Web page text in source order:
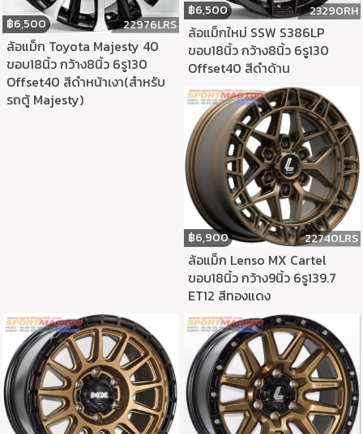
฿6,500 22976LRS
ล้อแม็ก Toyota Majesty 40
ขอบ18นิ้ว กว้าง8นิ้ว 6รู130
Offset40 สีดำหน้าเงา(สำหรับ
รถตู้ Majesty)
฿6,500 23290RH
ล้อแม็กใหม่ SSW S386LP
ขอบ18นิ้ว กว้าง8นิ้ว 6รู130
Offset40 สีดำด้าน
฿6,900 22740LRS
ล้อแม็ก Lenso MX Cartel
ขอบ18นิ้ว กว้าง9นิ้ว 6รู139.7
ET12 สีทองแดง